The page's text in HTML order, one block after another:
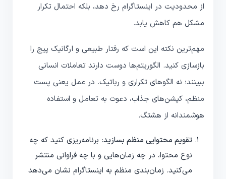
از محدودیت در اینستاگرام رخ دهد، بلکه احتمال تکرار
مشکل هم کاهش یابد.
مهم‌ترین نکته این است که رفتار طبیعی و ارگانیک پیج را
بازسازی کنید. الگوریتم‌ها دوست دارند تعاملات انسانی
ببینند؛ نه الگوهای تکراری و رباتیک. در عمل یعنی پست
منظم، کپشن‌های جذاب، دعوت به تعامل و استفاده
هوشمندانه از هشتگ.
تقویم محتوایی منظم بسازید: برنامه‌ریزی کنید که چه
نوع محتوا، در چه زمان‌هایی و با چه فراوانی منتشر
می‌کنید. زمان‌بندی منظم به اینستاگرام نشان می‌دهد